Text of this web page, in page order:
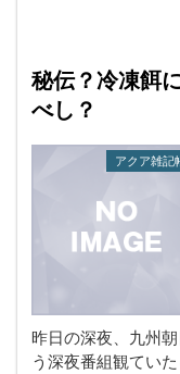
秘伝？冷凍餌
べし？
アクア雑記
昨日の深夜、九州
う深夜番組観てい